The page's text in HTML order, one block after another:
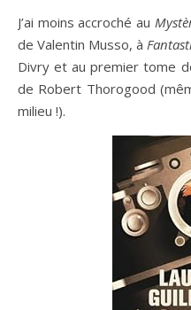
J’ai moins accroché au
de Valentin Musso, à
Divry et au premier tome
de Robert Thorogood
milieu !).